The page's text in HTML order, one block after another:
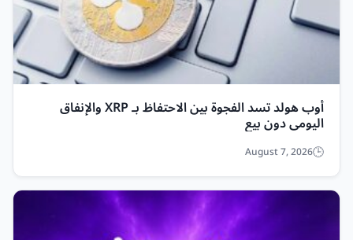
أوب هولد تسد الفجوة بين الاحتفاظ بـ XRP والإنفاق
اليومي دون بيع
August 7, 2026